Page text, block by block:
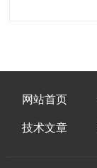
网站首页
技术文章